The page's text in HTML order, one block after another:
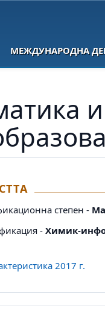
МЕЖДУНАРОДНА
степен -
- Химик-
2017 г.